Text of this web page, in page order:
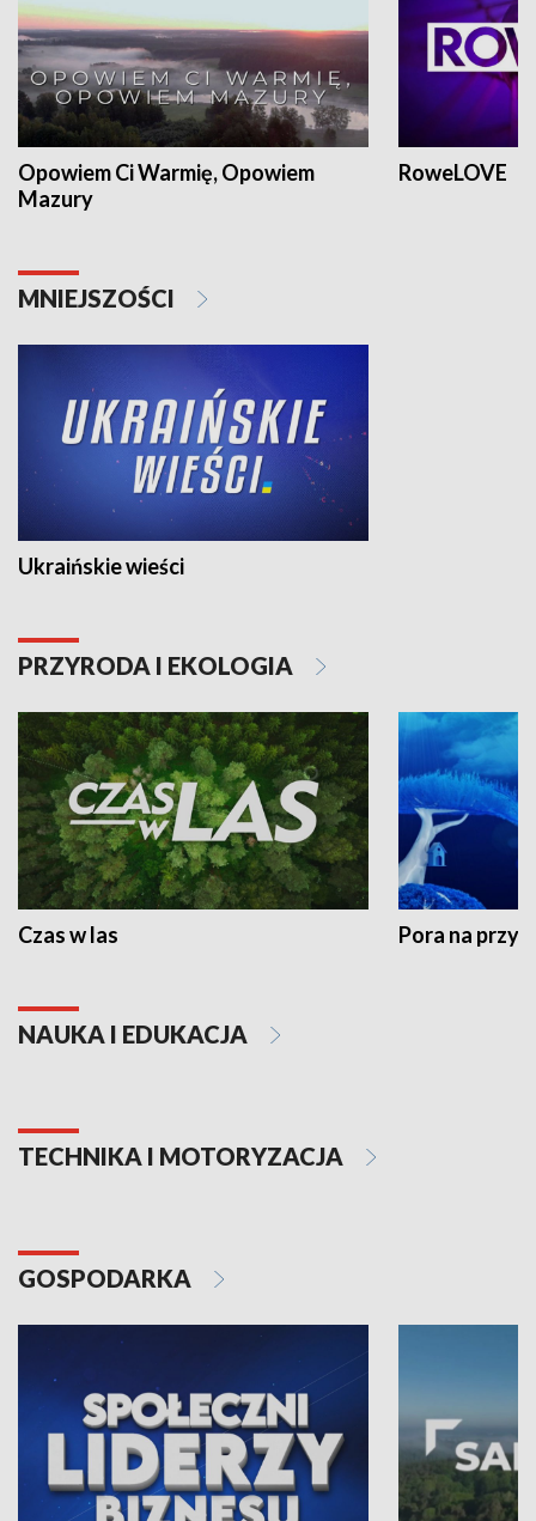
Opowiem Ci Warmię, Opowiem
Mazury
RoweLOVE
MNIEJSZOŚCI
Ukraińskie wieści
PRZYRODA I EKOLOGIA
Czas w las Pora na
NAUKA I EDUKACJA
TECHNIKA I MOTORYZACJA
GOSPODARKA